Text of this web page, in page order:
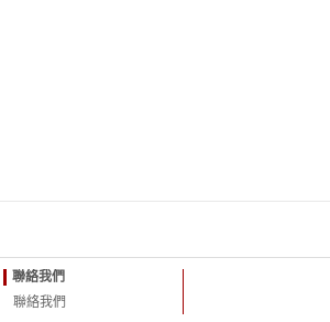
聯絡我們
聯絡我們